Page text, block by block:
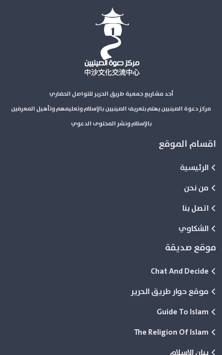
أحد مشاريع جمعية طريق الحرير للتواصل الحضاري
مركز دعوة الصينيين يهتم بتعريف الصينيين بالإسلام وتعليمهم وتأهيل المعرفين
بالإسلام ونشر المحتوى الدعوي
اقسام الموقع
الرئيسية
من نحن
اتصل بنا
الشكاوي
موقع صديقة
Chat And Decide
موقع حوار طريق الحرير
Guide To Islam
The Religion Of Islam